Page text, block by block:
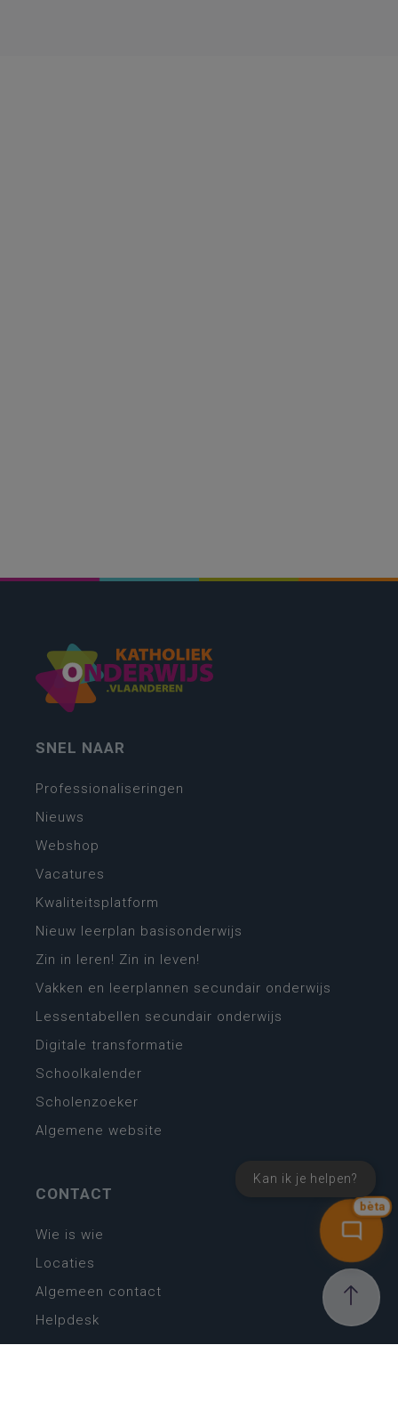
bèta
Kan ik je helpen?
SNEL NAAR
Professionaliseringen
Nieuws
Webshop
Vacatures
Kwaliteitsplatform
Nieuw leerplan basisonderwijs
Zin in leren! Zin in leven!
Vakken en leerplannen secundair onderwijs
Lessentabellen secundair onderwijs
Digitale transformatie
Schoolkalender
Scholenzoeker
Algemene website
CONTACT
Wie is wie
Locaties
Algemeen contact
Helpdesk